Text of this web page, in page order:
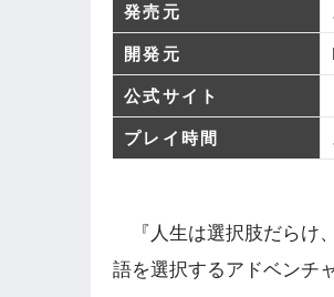
発売元
開発元
公式サイト
プレイ時間
『人生は選択肢だらけ
語を選択するアドベンチ